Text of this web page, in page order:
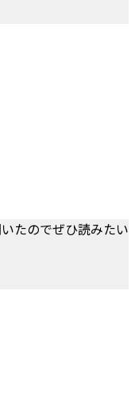
たのでぜひ読みたい